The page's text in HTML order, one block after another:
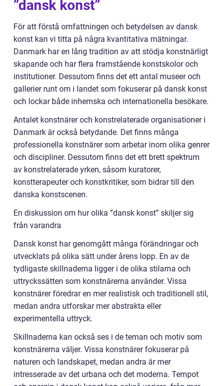
”dansk konst”
För att förstå omfattningen och betydelsen av dansk
konst kan vi titta på några kvantitativa mätningar.
Danmark har en lång tradition av att stödja konstnärligt
skapande och har flera framstående konstskolor och
institutioner. Dessutom finns det ett antal museer och
gallerier runt om i landet som fokuserar på dansk konst
och lockar både inhemska och internationella besökare.
Antalet konstnärer och konstrelaterade organisationer i
Danmark är också betydande. Det finns många
professionella konstnärer som arbetar inom olika genrer
och discipliner. Dessutom finns det ett brett spektrum
av konstrelaterade yrken, såsom kuratorer,
konstterapeuter och konstkritiker, som bidrar till den
danska konstscenen.
En diskussion om hur olika ”dansk konst” skiljer sig
från varandra
Dansk konst har genomgått många förändringar och
utvecklats på olika sätt under årens lopp. En av de
tydligaste skillnaderna ligger i de olika stilarna och
uttryckssätten som konstnärerna använder. Vissa
konstnärer föredrar en mer realistisk och traditionell stil,
medan andra utforskar mer abstrakta eller
experimentella uttryck.
Skillnaderna kan också ses i de teman och motiv som
konstnärerna väljer. Vissa konstnärer fokuserar på
naturen och landskapet, medan andra är mer
intresserade av det urbana och det moderna. Tempot